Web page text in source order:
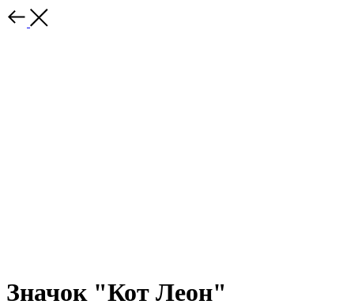
Значок "Кот Леон"